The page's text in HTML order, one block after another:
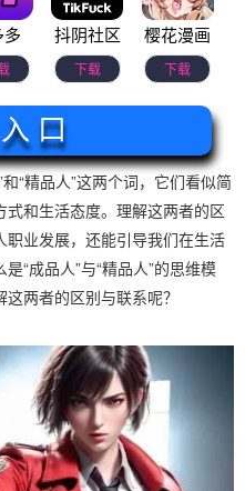
多 抖阴社区
下载
樱花漫画
下载
口
“精品人”这两个词，它们看似简
和生活态度。理解这两者的区
业发展，还能引导我们在生活
“成品人”与“精品人”的思维模
两者的区别与联系呢？